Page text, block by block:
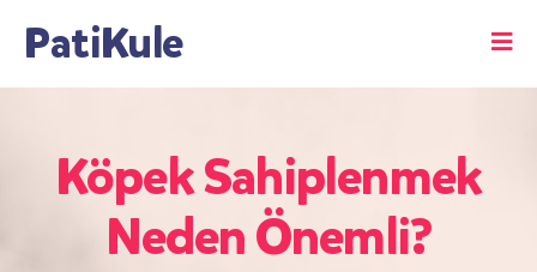
PatiKule
Köpek Sahiplenmek
Neden Önemli?